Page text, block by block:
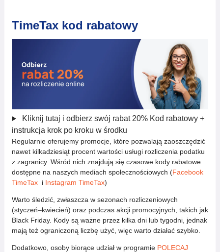
TimeTax kod rabatowy
Kliknij tutaj i odbierz swój rabat 20% Kod rabatowy +
instrukcja krok po kroku w środku
Regularnie oferujemy promocje, które pozwalają zaoszczędzić
nawet kilkadziesiąt procent wartości usługi rozliczenia podatku
z zagranicy. Wśród nich znajdują się czasowe kody rabatowe
dostępne na naszych mediach społecznościowych (Facebook
TimeTaxi Instagram TimeTax)
Warto śledzić, zwłaszcza w sezonach rozliczeniowych
(styczeń–kwiecień) oraz podczas akcji promocyjnych, takich jak
Black Friday. Kody są ważne przez kilka dni lub tygodni, jednak
mają też ograniczoną liczbę użyć, więc warto działać szybko.
Dodatkowo, osoby biorące udział w programie POLECAJ